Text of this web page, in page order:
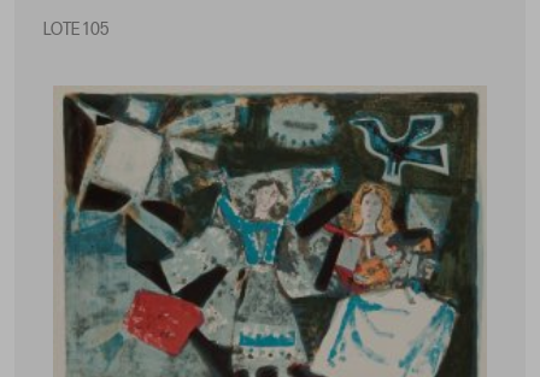
LOTE 105